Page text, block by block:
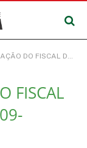
CONTRATO. – 2022-09-22T121644.720
FISCAL